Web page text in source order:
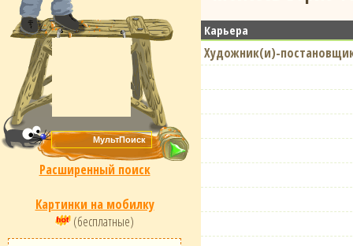
Расширенный поиск
Картинки на мобилку
(бесплатные)
Карьера
Художник(и)-